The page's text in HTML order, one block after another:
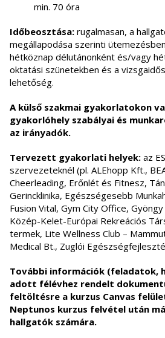
min. 70 óra
Időbeosztása: rugalmasan, a
megállapodása szerinti
hétköznap délutánonként és/vagy
oktatási szünetekben és a
lehetőség.
A külső szakmai gyakorlatokon
gyakorlóhely szabályai és
az irányadók.
Tervezett gyakorlati helyek: az
szervezeteknél (pl. ALEhopp Kft.,
Cheerleading, Erőnlét és Fitnesz,
Gerincklinika, Egészségesebb
Fusion Vital, Gym City Office,
Közép-Kelet-Európai Rekreációs
termek, Lite Wellness Club –
Medical Bt., Zuglói
További információk (feladatok,
adott félévhez rendelt
feltöltésre a kurzus Canvas
Neptunos kurzus felvétel után
hallgatók számára.